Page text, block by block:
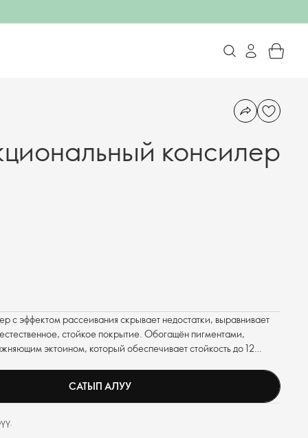
консилер
с эффектом рассеивания скрывает недостатки, выравнивает
стойкое покрытие. Обогащён пигментами,
эктоином, который обеспечивает стойкость до 12
САТЫП АЛУУ